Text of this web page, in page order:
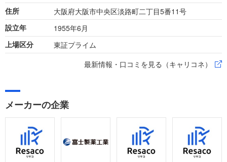
住所 大阪府大阪市中央区淡路町二丁目5番11号
設立年 1955年6月
上場区分
東証プライム
最新情報・口コミを見る（キャリコネ）
メーカーの企業